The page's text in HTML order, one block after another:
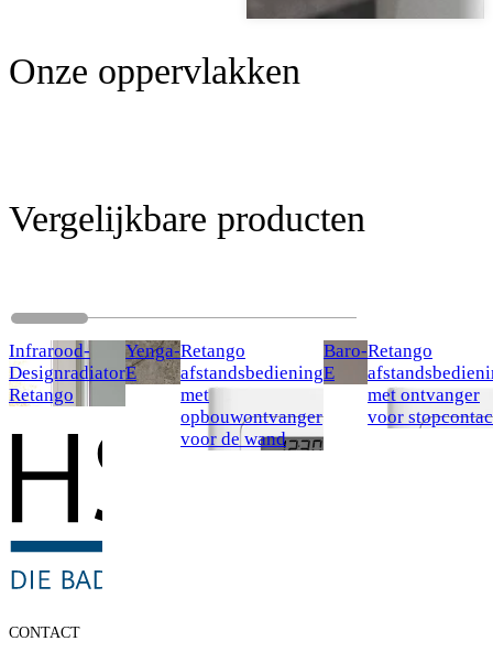
Onze oppervlakken
Vergelijkbare producten
Infrarood-
Designradiator
Retango
Yenga-
E
Retango
afstandsbediening
met
opbouwontvanger
voor de wand
Baro-
E
Retango
met ontvanger
voor
CONTACT